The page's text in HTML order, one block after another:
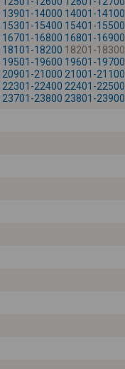
13901-14000 14001-14100
15301-15400 15401-15500
16701-16800 16801-16900
18101-18200 18201-18300
19501-19600 19601-19700
20901-21000 21001-21100
22301-22400 22401-22500
23701-23800 23801-23900